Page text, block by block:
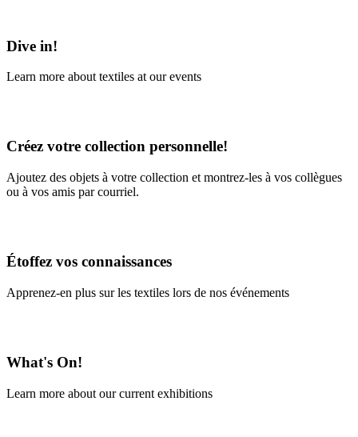
Dive in!
Learn more about textiles at our events
Créez votre collection personnelle!
Ajoutez des objets à votre collection et montrez-les à vos collègues
ou à vos amis par courriel.
Étoffez vos connaissances
Apprenez-en plus sur les textiles lors de nos événements
What's On!
Learn more about our current exhibitions